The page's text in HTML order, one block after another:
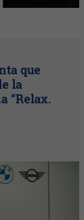
que
la
“Relax.